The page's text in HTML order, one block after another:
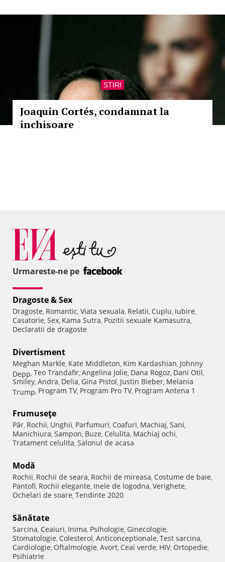
STIRI
Joaquin Cortés, condamnat la
inchisoare
Urmareste-ne pe
Dragoste & Sex
Dragoste, Romantic, Viata sexuala, Relatii, Cuplu, Iubire,
Casatorie, Sex, Kama Sutra, Pozitii sexuale Kamasutra,
Declaratii de dragoste
Divertisment
Meghan Markle, Kate Middleton, Kim Kardashian, Johnny
Depp, Teo Trandafir, Angelina Jolie, Dana Rogoz, Dani Otil,
Smiley, Andra, Delia, Gina Pistol, Justin Bieber, Melania
Trump, Program TV, Program Pro TV, Program Antena 1
Frumuseţe
Păr, Rochii, Unghii, Parfumuri, Coafuri, Machiaj, Sani,
Manichiura, Sampon, Buze, Celulita, Machiaj ochi,
Tratament celulita, Salonul de acasa
Modă
Rochii, Rochii de seara, Rochii de mireasa, Costume de baie,
Pantofi, Rochii elegante, Inele de logodna, Verighete,
Ochelari de soare, Tendinte 2020
Sănătate
Sarcina, Ceaiuri, Inima, Psihologie, Ginecologie,
Stomatologie, Colesterol, Anticonceptionale, Test sarcina,
Cardiologie, Oftalmologie, Avort, Ceai verde, HIV, Ortopedie,
Psihiatrie